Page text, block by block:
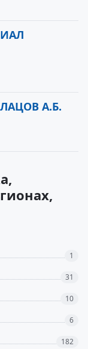
А.Б.
1
31
10
6
182